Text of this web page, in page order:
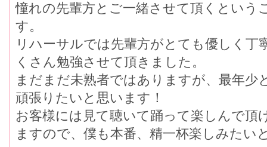
憧れの先輩方とご一緒させて頂くという
す。
リハーサルでは先輩方がとても優しく
くさん勉強させて頂きました。
まだまだ未熟者ではありますが、最年少
頑張りたいと思います！
お客様には見て聴いて踊って楽しんで頂
ますので、僕も本番、精一杯楽しみたい